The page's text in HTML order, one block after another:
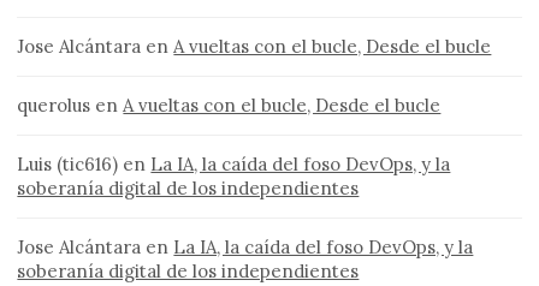
Jose Alcántara en A vueltas con el bucle, Desde el bucle
querolus en A vueltas con el bucle, Desde el bucle
Luis (tic616) en La IA, la caída del foso DevOps, y la
soberanía digital de los independientes
Jose Alcántara en La IA, la caída del foso DevOps, y la
soberanía digital de los independientes